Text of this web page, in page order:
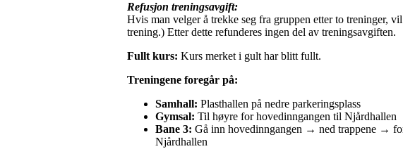
Refusjon treningsavgift:
Hvis man velger å trekke seg fra gruppen etter to treninger,
trening.) Etter dette refunderes ingen del av treningsavgiften.
Fullt kurs: Kurs merket i gult har blitt fullt.
Treningene foregår på:
Samhall: Plasthallen på nedre parkeringsplass
Gymsal: Til høyre for hovedinngangen til Njårdhallen
Bane 3: Gå inn hovedinngangen → ned trappene →
Njårdhallen